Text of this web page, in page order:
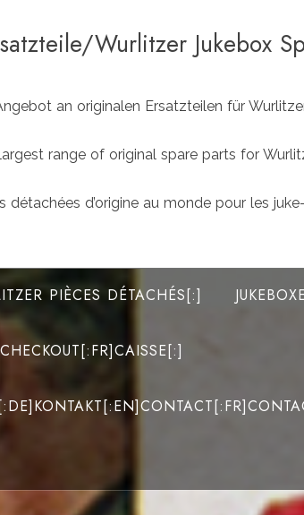
Wurlitzer Jukebox
an originalen Ersatzteilen für
largest range of original spare parts for
d’origine au monde pour les
PIÈCES DÉTACHÉS[:]